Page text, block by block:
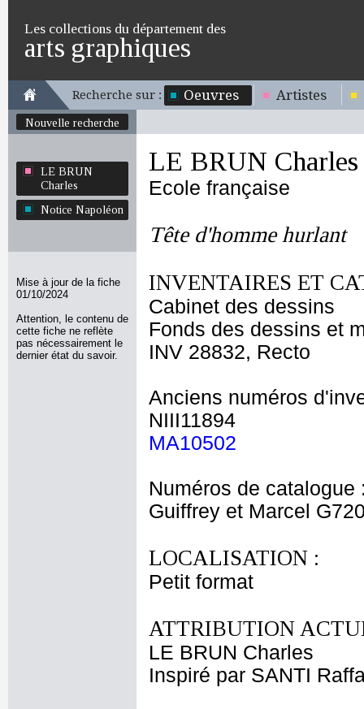
Les collections du département des
arts graphiques
Recherche sur : Oeuvres Artistes
Nouvelle recherche
LE BRUN
Charles
Notice Napoléon
Mise à jour de la fiche
01/10/2024
Attention, le contenu de
cette fiche ne reflète
pas nécessairement le
dernier état du savoir.
LE BRUN Charles
Ecole française
Tête d'homme hurlant
INVENTAIRES ET
Cabinet des dessins
Fonds des dessins et
INV 28832, Recto
Anciens numéros
NIII11894
MA10502
Numéros de catalogue
Guiffrey et Marcel
LOCALISATION :
Petit format
ATTRIBUTION
LE BRUN Charles
Inspiré par SANTI